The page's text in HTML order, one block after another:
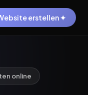
erstellen ✦
online